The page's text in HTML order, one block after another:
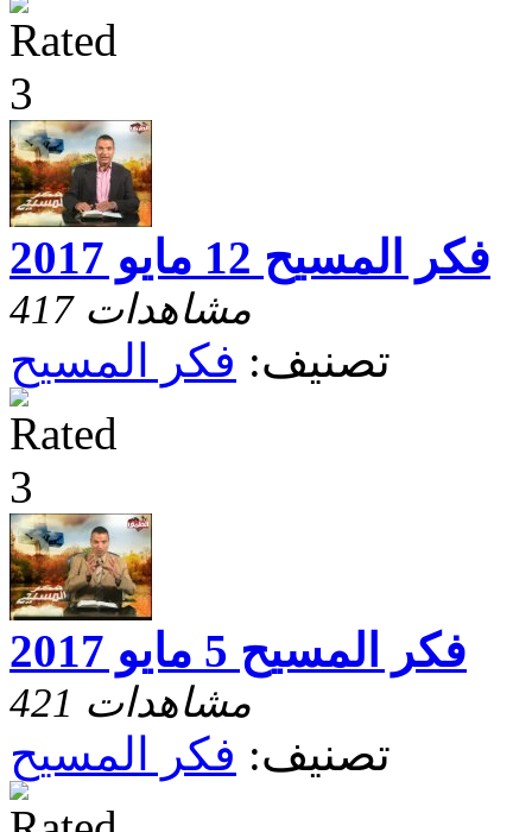
فكر المسيح 12 مايو 2017
417 مشاهدات
تصنيف: فكر المسيح
فكر المسيح 5 مايو 2017
421 مشاهدات
تصنيف: فكر المسيح